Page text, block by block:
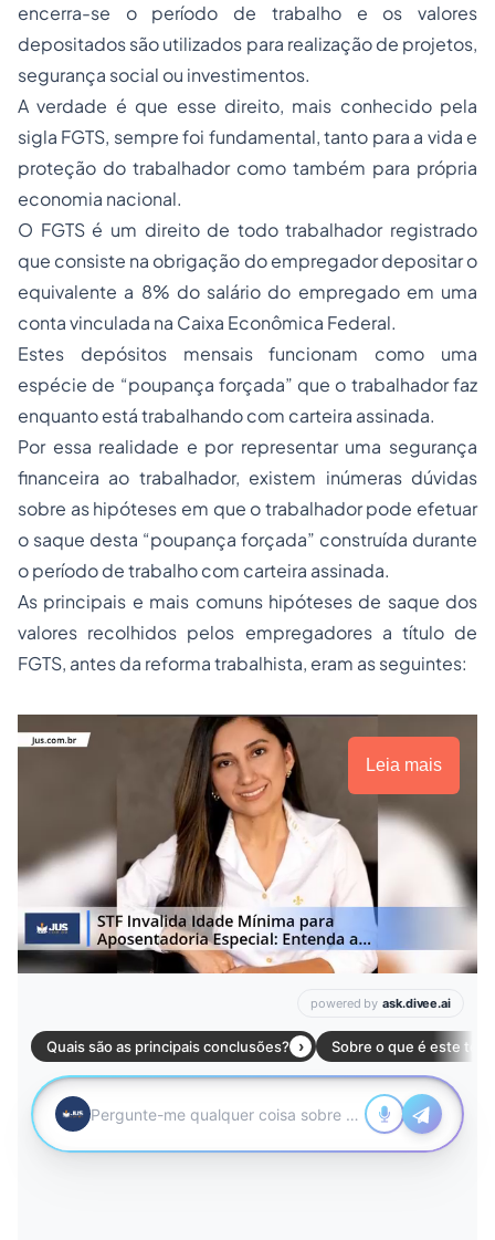
encerra-se o período de trabalho e os valores
depositados são utilizados para realização de projetos,
segurança social ou investimentos.
A verdade é que esse direito, mais conhecido pela
sigla FGTS, sempre foi fundamental, tanto para a vida e
proteção do trabalhador como também para própria
economia nacional.
O FGTS é um direito de todo trabalhador registrado
que consiste na obrigação do empregador depositar o
equivalente a 8% do salário do empregado em uma
conta vinculada na Caixa Econômica Federal.
Estes depósitos mensais funcionam como uma
espécie de “poupança forçada” que o trabalhador faz
enquanto está trabalhando com carteira assinada.
Por essa realidade e por representar uma segurança
financeira ao trabalhador, existem inúmeras dúvidas
sobre as hipóteses em que o trabalhador pode efetuar
o saque desta “poupança forçada” construída durante
o período de trabalho com carteira assinada.
As principais e mais comuns hipóteses de saque dos
valores recolhidos pelos empregadores a título de
FGTS, antes da reforma trabalhista, eram as seguintes:
Leia mais